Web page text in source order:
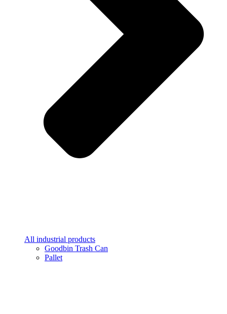
All industrial products
Goodbin Trash Can
Pallet